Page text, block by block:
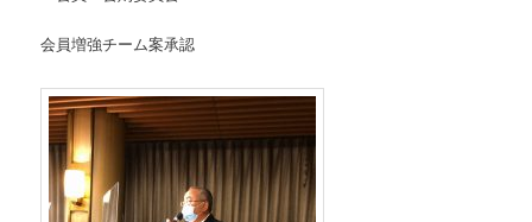
会員増強チーム案承認